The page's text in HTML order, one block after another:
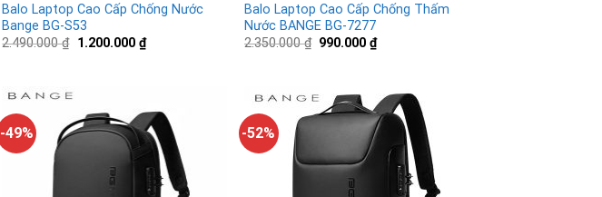
Balo Laptop Cao Cấp Chống Nước
Bange BG-S53
2.490.000₫ 1.200.000 ₫
Balo Laptop Cao Cấp Chống Thấm
Nước BANGE BG-7277
2.350.000₫ 990.000₫
-49% -52%